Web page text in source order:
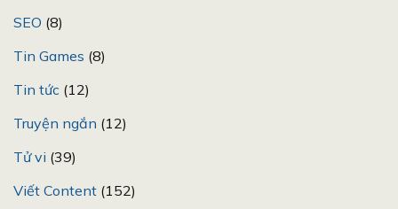
SEO (8)
Tin Games (8)
Tin tức (12)
Truyện ngắn (12)
Tử vi (39)
Viết Content (152)